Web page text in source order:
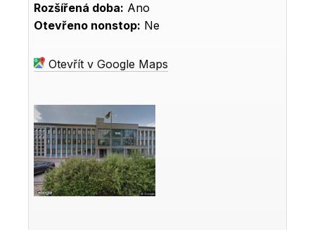
Rozšířená doba: Ano
Otevřeno nonstop: Ne
Otevřít v Google Maps